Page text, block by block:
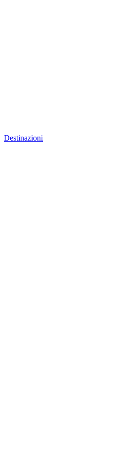
Destinazioni